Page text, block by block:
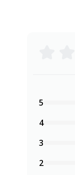
5
4
3
2